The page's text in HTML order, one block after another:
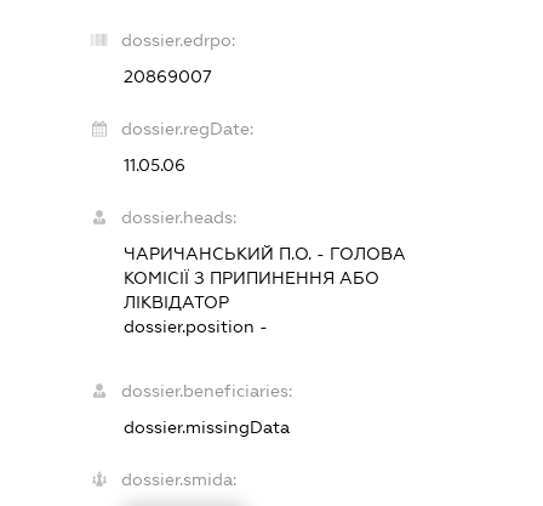
dossier.edrpo:
20869007
dossier.regDate:
11.05.06
dossier.heads:
ЧАРИЧАНСЬКИЙ П.О. - ГОЛОВА
КОМІСІЇ З ПРИПИНЕННЯ АБО
ЛІКВІДАТОР
dossier.position -
dossier.beneficiaries:
dossier.missingData
dossier.smida: